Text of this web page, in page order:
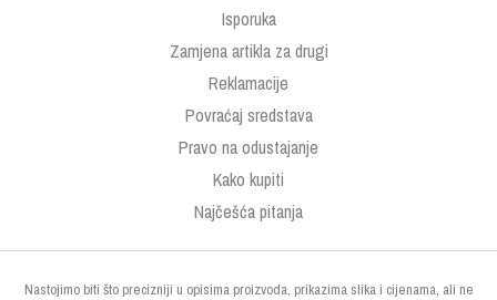
Isporuka
Zamjena artikla za drugi
Reklamacije
Povraćaj sredstava
Pravo na odustajanje
Kako kupiti
Najčešća pitanja
Nastojimo biti što precizniji u opisima proizvoda, prikazima slika i cijenama, ali ne